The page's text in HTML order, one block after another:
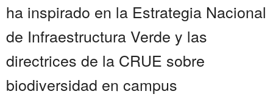
ha inspirado en la Estrategia Nacional
de Infraestructura Verde y las
directrices de la CRUE sobre
biodiversidad en campus